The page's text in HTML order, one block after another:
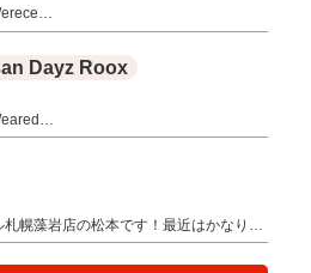
Dayz Roox
札幌藻岩店の松本です！最近はかなり…